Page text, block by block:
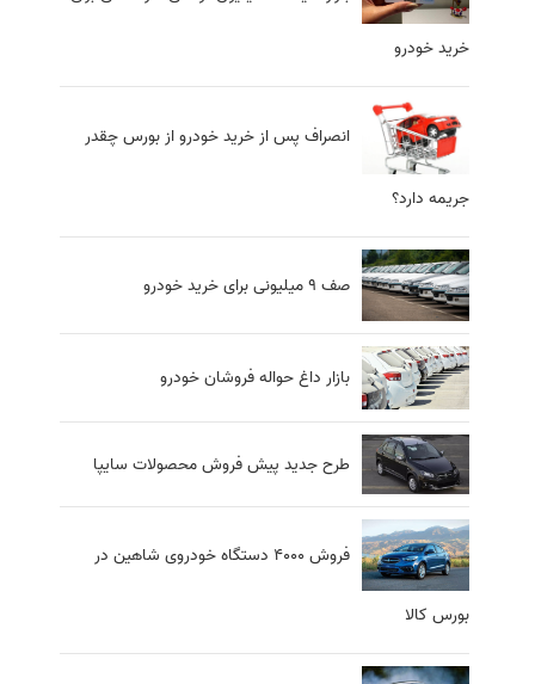
خرید خودرو
انصراف پس از خرید خودرو از بورس چقدر
جریمه دارد؟
صف ۹ میلیونی برای خرید خودرو
بازار داغ حواله فروشان خودرو
طرح جدید پیش فروش محصولات سایپا
فروش 4000 دستگاه خودروی شاهین در
بورس کالا